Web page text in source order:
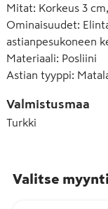
Mitat: Korkeus 3
Ominaisuudet:
astianpesukoneen
Materiaali: Posliini
Astian tyyppi:
Valmistusmaa
Turkki
Valitse